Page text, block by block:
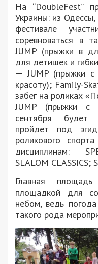
На “DoubleFest”
Украины: из
фестивале
соревноваться в
JUMP (прыжки в
для детишек и
— JUMP (прыжки с
красоту); Family-
забег на роликах
JUMP (прыжки с
сентября будет
пройдет под
роликового
дисциплинам:
SLALOM CLASSICS;
Главная
площадкой для
небом, ведь
такого рода